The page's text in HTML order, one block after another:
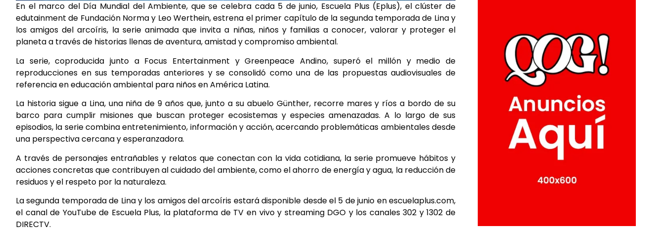
En el marco del Día Mundial del Ambiente, que se celebra cada 5 de junio, Escuela Plus (Eplus), el clúster de
edutainment de Fundación Norma y Leo Werthein, estrena el primer capítulo de la segunda temporada de Lina y
los amigos del arcoíris, la serie animada que invita a niñas, niños y familias a conocer, valorar y proteger el
planeta a través de historias llenas de aventura, amistad y compromiso ambiental.
La serie, coproducida junto a Focus Entertainment y Greenpeace Andino, superó el millón y medio de
reproducciones en sus temporadas anteriores y se consolidó como una de las propuestas audiovisuales de
referencia en educación ambiental para niños en América Latina.
La historia sigue a Lina, una niña de 9 años que, junto a su abuelo Günther, recorre mares y ríos a bordo de su
barco para cumplir misiones que buscan proteger ecosistemas y especies amenazadas. A lo largo de sus
episodios, la serie combina entretenimiento, información y acción, acercando problemáticas ambientales desde
una perspectiva cercana y esperanzadora.
A través de personajes entrañables y relatos que conectan con la vida cotidiana, la serie promueve hábitos y
acciones concretas que contribuyen al cuidado del ambiente, como el ahorro de energía y agua, la reducción de
residuos y el respeto por la naturaleza.
La segunda temporada de Lina y los amigos del arcoíris estará disponible desde el 5 de junio en escuelaplus.com,
el canal de YouTube de Escuela Plus, la plataforma de TV en vivo y streaming DGO y los canales 302 y 1302 de
DIRECTV.